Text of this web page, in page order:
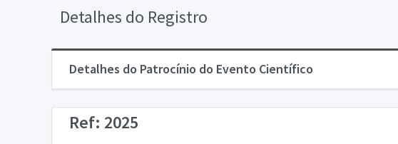
Detalhes do Registro
Detalhes do Patrocínio do Evento Científico
Ref: 2025